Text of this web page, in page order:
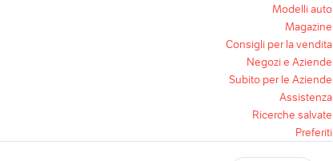
Modelli auto
Magazine
Consigli per la vendita
Negozi e Aziende
Subito per le Aziende
Assistenza
Ricerche salvate
Preferiti